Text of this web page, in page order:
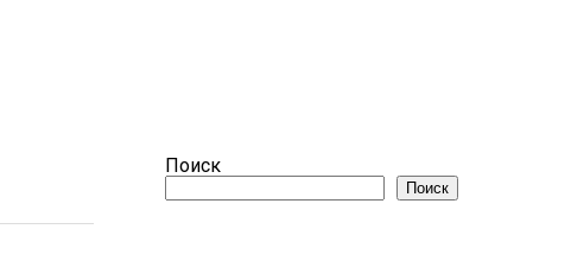
Поиск
Поиск